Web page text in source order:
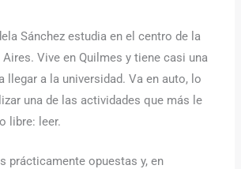
Sánchez estudia en el centro de la
Aires. Vive en Quilmes y tiene casi una
llegar a la universidad. Va en auto, lo
una de las actividades que más le
libre: leer.
prácticamente opuestas y, en